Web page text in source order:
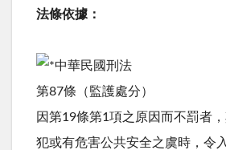
法條依據：
中華民國刑法
第87條（監護處分）
因第19條第1項之原因而不罰者
犯或有危害公共安全之虞時，令